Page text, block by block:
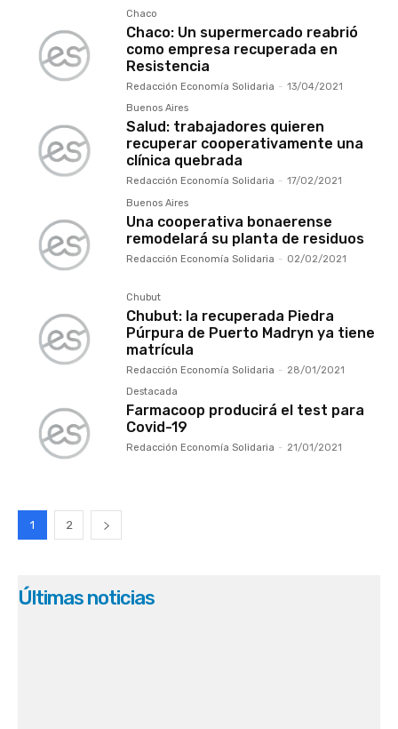
Chaco
Chaco: Un supermercado reabrió
como empresa recuperada en
Resistencia
Redacción Economía Solidaria - 13/04/2021
Buenos Aires
Salud: trabajadores quieren
recuperar cooperativamente una
clínica quebrada
Redacción Economía Solidaria - 17/02/2021
Buenos Aires
Una cooperativa bonaerense
remodelará su planta de residuos
Redacción Economía Solidaria - 02/02/2021
Chubut
Chubut: la recuperada Piedra
Púrpura de Puerto Madryn ya tiene
matrícula
Redacción Economía Solidaria - 28/01/2021
Destacada
Farmacoop producirá el test para
Covid-19
Redacción Economía Solidaria - 21/01/2021
1 2
Últimas noticias